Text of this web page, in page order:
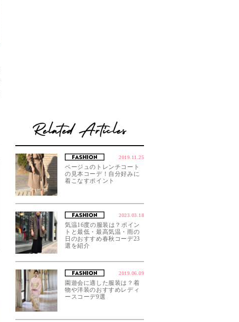
2019.11.25
ベージュのトレンチコート
の見本コーデ！自分好みに
着こなすポイント
2023.03.18
気温16度の服装は？ポイン
トと最低・最高気温・雨の
日のおすすめ春秋コーデ23
選を紹介
2019.06.09
園遊会に適した服装は？着
物や洋装のおすすめレディ
ースコーデ9選